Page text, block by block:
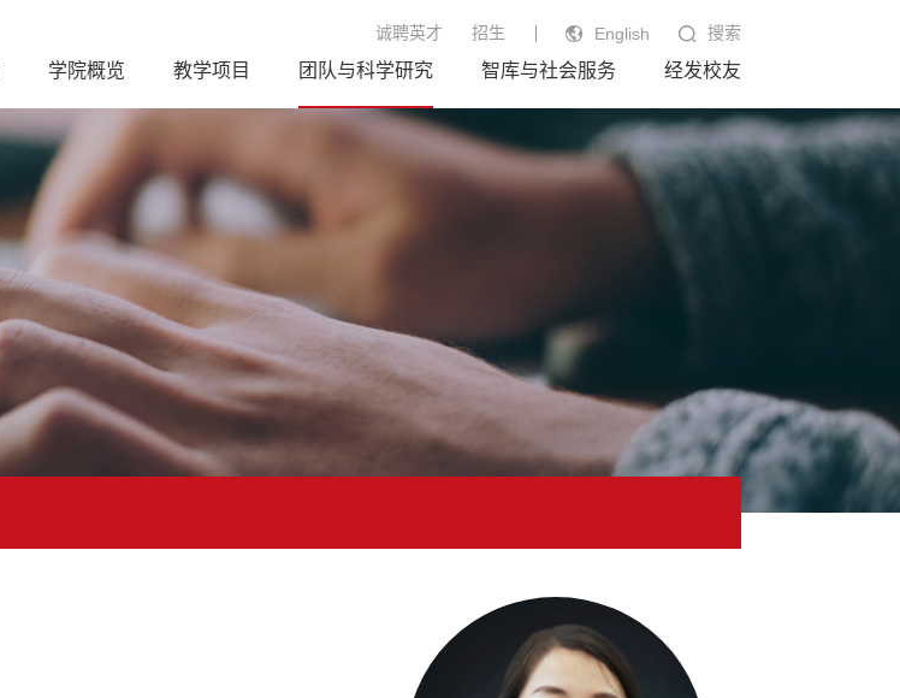
诚聘英才 招生 English 搜索
学院概览 教学项目 团队与科学研究 智库与社会服务 经发校友